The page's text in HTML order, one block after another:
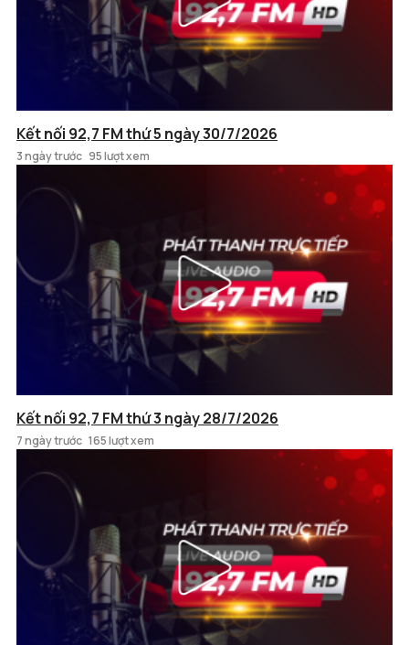
Kết nối 92,7 FM thứ 5 ngày 30/7/2026
3 ngày trước 95 lượt xem
Kết nối 92,7 FM thứ 3 ngày 28/7/2026
7 ngày trước 165 lượt xem